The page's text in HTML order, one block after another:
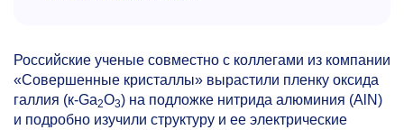
Российские ученые совместно с коллегами из компании
«Совершенные кристаллы» вырастили пленку оксида
галлия (к-Ga2O3) на подложке нитрида алюминия (AlN)
и подробно изучили структуру и ее электрические